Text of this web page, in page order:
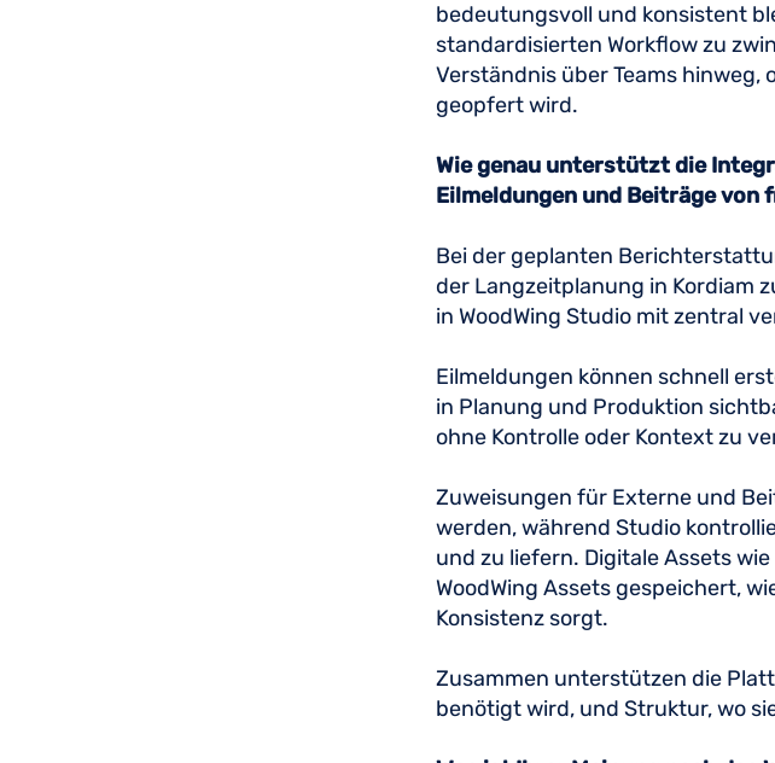
bedeutungsvoll und konsistent
standardisierten Workflow zu
Verständnis über Teams hinweg,
geopfert wird.
Wie genau unterstützt die
Eilmeldungen und Beiträge von
Bei der geplanten
der Langzeitplanung in Kordiam
in WoodWing Studio mit zentral
Eilmeldungen können schnell
in Planung und Produktion
ohne Kontrolle oder Kontext zu
Zuweisungen für Externe und
werden, während Studio
und zu liefern. Digitale Assets
WoodWing Assets gespeichert,
Konsistenz sorgt.
Zusammen unterstützen die
benötigt wird, und Struktur, wo